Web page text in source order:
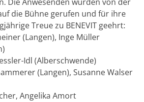
die Bühne gerufen und für ihre
Treue zu BENEVIT geehrt:
(Langen), Inge Müller
Idl (Alberschwende)
(Langen), Susanne Walser
Angelika Amort